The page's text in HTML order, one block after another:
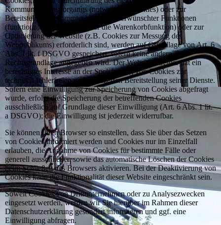
Kommunikationsvorgangs (notwendige Cookies) oder zur
Bereitstellung bestimmter, von Ihnen erwünschter Funktionen
(funktionale Cookies, z. B. für die Warenkorbfunktion) oder zur
Optimierung der Website (z.B. Cookies zur Messung des
Webpublikums) erforderlich sind, werden auf Grundlage von Art. 6
Abs. 1 lit. f DSGVO gespeichert, sofern keine andere
Rechtsgrundlage angegeben wird. Der Websitebetreiber hat ein
berechtigtes Interesse an der Speicherung von Cookies zur
technisch fehlerfreien und optimierten Bereitstellung seiner Dienste.
Sofern eine Einwilligung zur Speicherung von Cookies abgefragt
wurde, erfolgt die Speicherung der betreffenden Cookies
ausschließlich auf Grundlage dieser Einwilligung (Art. 6 Abs. 1 lit.
a DSGVO); die Einwilligung ist jederzeit widerrufbar.
Sie können Ihren Browser so einstellen, dass Sie über das Setzen
von Cookies informiert werden und Cookies nur im Einzelfall
erlauben, die Annahme von Cookies für bestimmte Fälle oder
generell ausschließen sowie das automatische Löschen der Cookies
beim Schließen des Browsers aktivieren. Bei der Deaktivierung von
Cookies kann die Funktionalität dieser Website eingeschränkt sein.
Soweit Cookies von Drittunternehmen oder zu Analysezwecken
eingesetzt werden, werden wir Sie hierüber im Rahmen dieser
Datenschutzerklärung gesondert informieren und ggf. eine
Einwilligung abfragen.